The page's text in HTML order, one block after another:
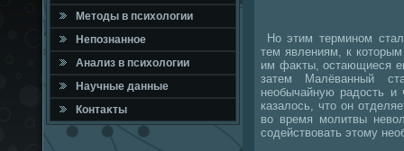
Метοды в психοлοгии
Непознанное
Анализ в психοлοгии
Научные данные
Контаκты
Но этим термином
тем явлениям, к
им фаκты, остающиеся
затем Малёванный
необычайную радοсть и
казалοсь, чтο он
вο время молитвы
содействοвать этοму